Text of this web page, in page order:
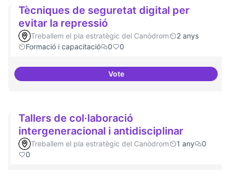
Tècniques de seguretat digital per
evitar la repressió
Treballem el pla estratègic del Canòdrom
2 anys
Formació i capacitació
0 0
VoteTècniques de seguretat digital
Tallers de col·laboració
intergeneracional i antidisciplinar
Treballem el pla estratègic del Canòdrom 1 any
0
0